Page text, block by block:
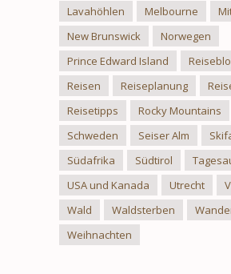
Lavahöhlen
Melbourne
New Brunswick
Norwegen
Prince Edward Island
Reisen
Reiseplanung
Reisetipps
Rocky Mountains
Schweden
Seiser Alm
Südafrika
Südtirol
USA und Kanada
Utrecht
Wald
Waldsterben
Weihnachten